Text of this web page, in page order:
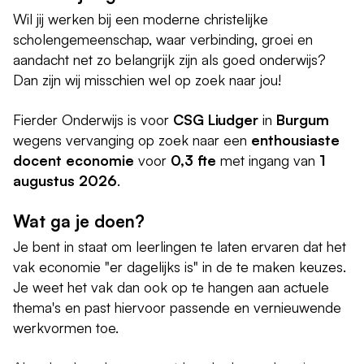
Wil jij werken bij een moderne christelijke
scholengemeenschap, waar verbinding, groei en
aandacht net zo belangrijk zijn als goed onderwijs?
Dan zijn wij misschien wel op zoek naar jou!
Fierder Onderwijs is voor CSG Liudger in Burgum
wegens vervanging op zoek naar een enthousiaste
docent economie voor 0,3 fte met ingang van 1
augustus 2026.
Wat ga je doen?
Je bent in staat om leerlingen te laten ervaren dat het
vak economie "er dagelijks is" in de te maken keuzes.
Je weet het vak dan ook op te hangen aan actuele
thema's en past hiervoor passende en vernieuwende
werkvormen toe.